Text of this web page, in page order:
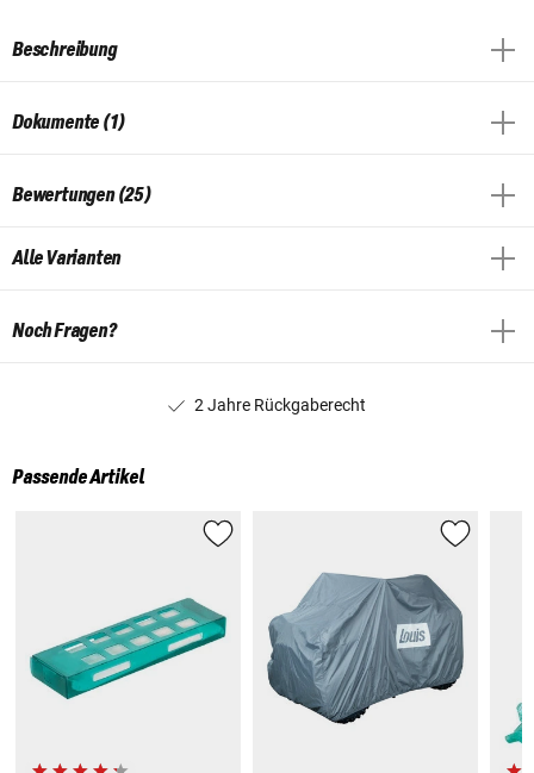
Beschreibung
Dokumente (1)
Bewertungen (25)
Alle Varianten
Noch Fragen?
2 Jahre Rückgaberecht
Passende Artikel